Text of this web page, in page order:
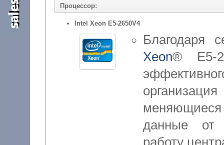
Процессор:
Intel Xeon E5-2650V4
Благодаря
Xeon® E5-
меняющиеся
данные от